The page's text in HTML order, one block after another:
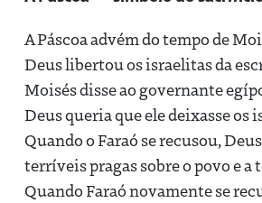
A Páscoa advém do tempo de
Deus libertou os israelitas da
Moisés disse ao governante
Deus queria que ele deixasse os
Quando o Faraó se recusou,
terríveis pragas sobre o povo e a
Quando Faraó novamente se